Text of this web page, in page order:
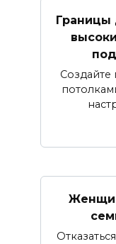
Границы
Создайте